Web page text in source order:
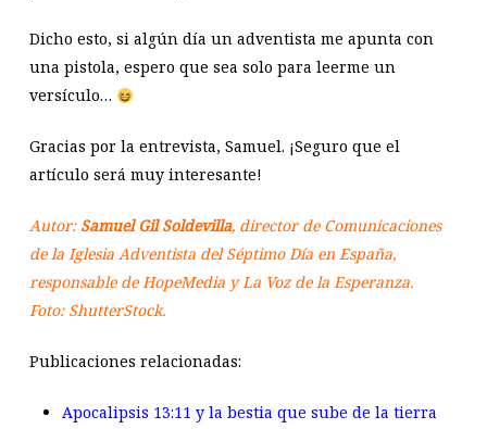
Dicho esto, si algún día un adventista me apunta con
una pistola, espero que sea solo para leerme un
versículo…
Gracias por la entrevista, Samuel. ¡Seguro que el
artículo será muy interesante!
Autor: Samuel Gil Soldevilla, director de Comunicaciones
de la Iglesia Adventista del Séptimo Día en España,
responsable de HopeMedia y La Voz de la Esperanza.
Foto: ShutterStock.
Publicaciones relacionadas:
Apocalipsis 13:11 y la bestia que sube de la tierra